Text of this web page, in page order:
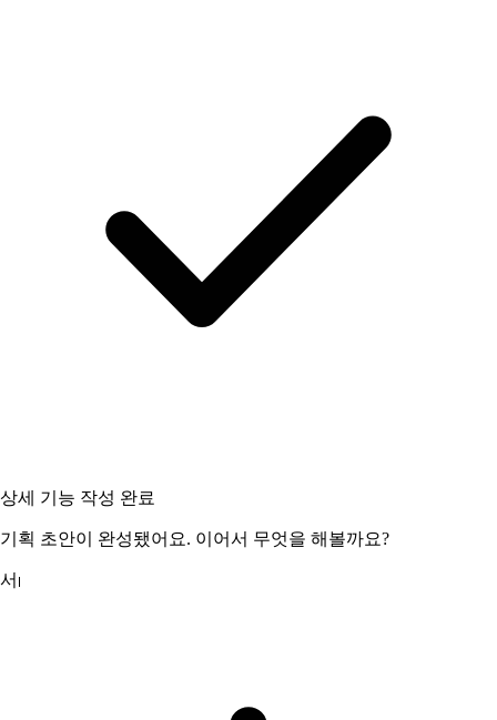
상세 기능 작성 완료
기획 초안이 완성됐어요. 이어서 무엇을 해볼까요?
서비스의 관리자 기능을 작성해주세요